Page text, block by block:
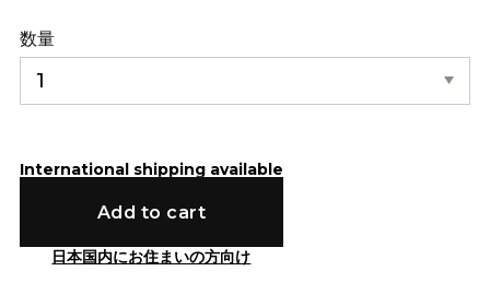
数量
International shipping available
Add to cart
日本国内にお住まいの方向け